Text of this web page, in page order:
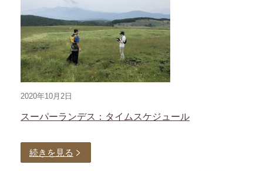
2020年10月2日
スーパーランデス：タイムスケジュール
続きを見る